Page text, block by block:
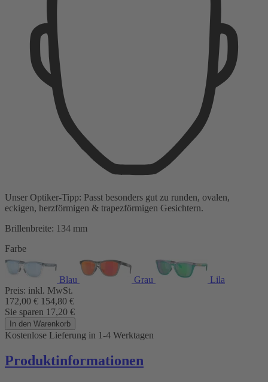
Unser Optiker-Tipp: Passt besonders gut zu runden, ovalen,
eckigen, herzförmigen & trapezförmigen Gesichtern.
Brillenbreite: 134 mm
Farbe
Blau Grau
Lila
Preis: inkl. MwSt.
172,00 € 154,80 €
Sie sparen 17,20 €
In den Warenkorb
Kostenlose Lieferung in 1-4 Werktagen
Produktinformationen